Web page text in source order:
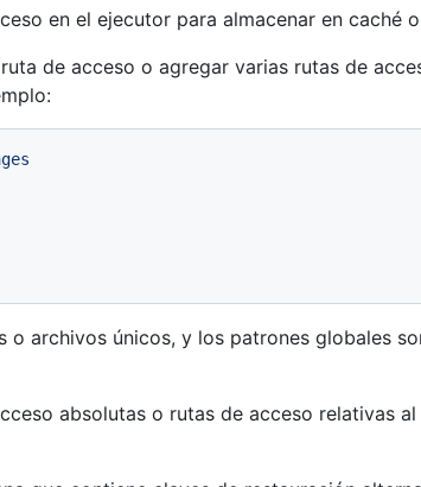
en el ejecutor para almacenar en caché
de acceso o agregar varias rutas de
o archivos únicos, y los patrones globales
absolutas o rutas de acceso relativas